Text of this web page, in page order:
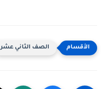
الصف الثاني عشر